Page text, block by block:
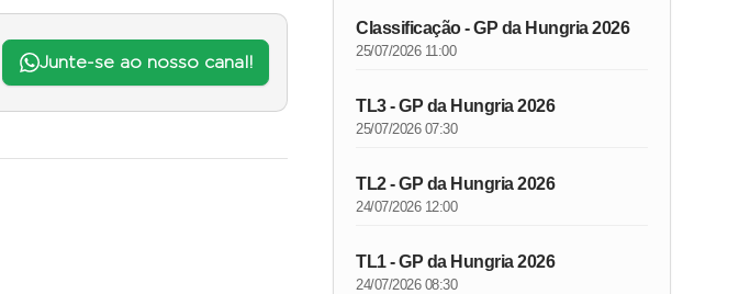
Junte-se ao nosso canal!
Classificação - GP da Hungria 2026
25/07/2026 11:00
TL3 - GP da Hungria 2026
25/07/2026 07:30
TL2 - GP da Hungria 2026
24/07/2026 12:00
TL1 - GP da Hungria 2026
24/07/2026 08:30